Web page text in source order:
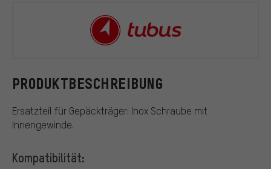
PRODUKTBESCHREIBUNG
Ersatzteil für Gepäckträger: Inox Schraube mit
Innengewinde.
Kompatibilität: